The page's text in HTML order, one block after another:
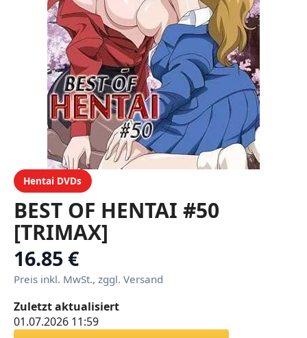
Hentai DVDs
BEST OF HENTAI #50
[TRIMAX]
16.85 €
Preis inkl. MwSt., zggl. Versand
Zuletzt aktualisiert
01.07.2026 11:59